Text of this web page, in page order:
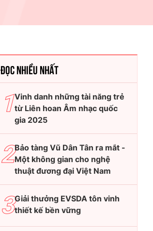
ĐỌC NHIỀU NHẤT
Vinh danh những tài năng trẻ
từ Liên hoan Âm nhạc quốc
gia 2025
Bảo tàng Vũ Dân Tân ra mắt -
Một không gian cho nghệ
thuật đương đại Việt Nam
Giải thưởng EVSDA tôn vinh
thiết kế bền vững